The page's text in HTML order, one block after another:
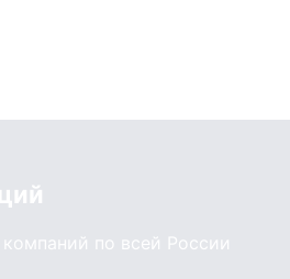
по всей России